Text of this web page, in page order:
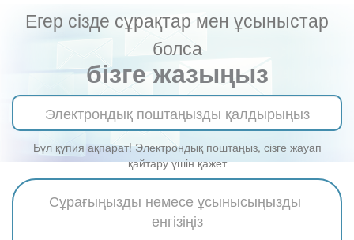
Егер сізде сұрақтар мен ұсыныстар
болса
бізге жазыңыз
Бұл құпия ақпарат! Электрондық поштаңыз, сізге жауап
қайтару үшін қажет